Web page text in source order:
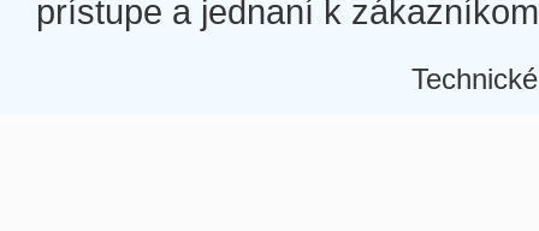
prístupe a jednaní k